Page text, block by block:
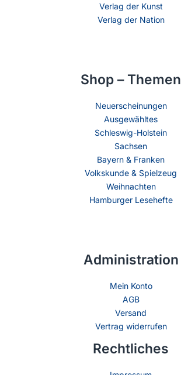
Verlag der Kunst
Verlag der Nation
Shop – Themen
Neuerscheinungen
Ausgewähltes
Schleswig-Holstein
Sachsen
Bayern & Franken
Volkskunde & Spielzeug
Weihnachten
Hamburger Lesehefte
Administration
Mein Konto
AGB
Versand
Vertrag widerrufen
Rechtliches